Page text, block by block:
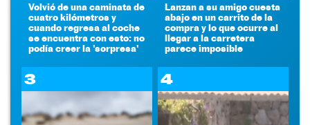
Volvió de una caminata de
cuatro kilómetros y
cuando regresa al coche
se encuentra con esto: no
podía creer la 'sorpresa'
Lanzan a su amigo cuesta
abajo en un carrito de la
compra y lo que ocurre al
llegar a la carretera
parece imposible
3 4